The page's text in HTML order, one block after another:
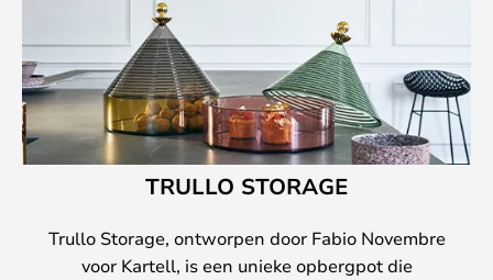
TRULLO STORAGE
Trullo Storage, ontworpen door Fabio Novembre
voor Kartell, is een unieke opbergpot die